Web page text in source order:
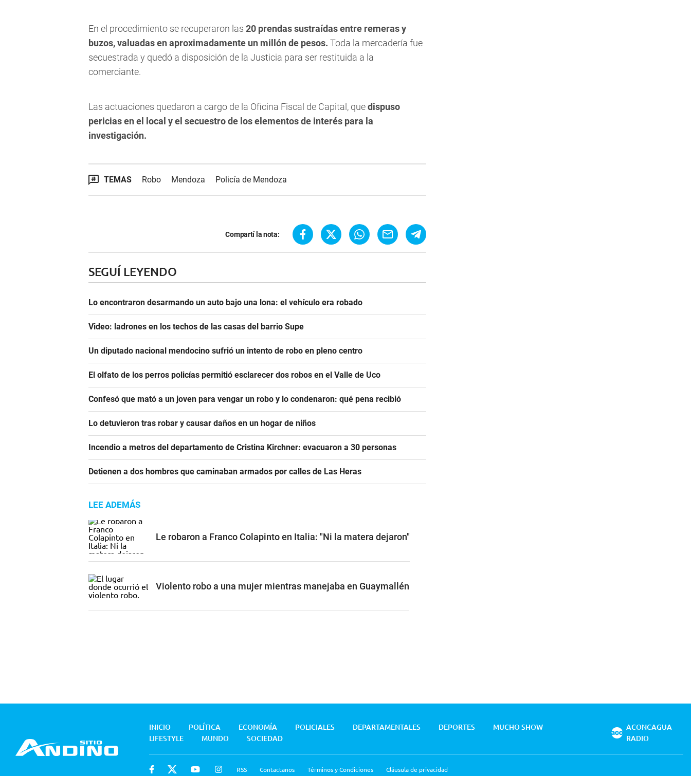
En el procedimiento se recuperaron las 20 prendas sustraídas entre remeras y
buzos, valuadas en aproximadamente un millón de pesos. Toda la mercadería fue
secuestrada y quedó a disposición de la Justicia para ser restituida a la
comerciante.
Las actuaciones quedaron a cargo de la Oficina Fiscal de Capital, quedispuso
pericias en el local y el secuestro de los elementos de interés para la
investigación.
TEMAS Robo Mendoza Policía de Mendoza
Compartí la nota:
SEGUÍ LEYENDO
Lo encontraron desarmando un auto bajo una lona: el vehículo era robado
Video: ladrones en los techos de las casas del barrio Supe
Un diputado nacional mendocino sufrió un intento de robo en pleno centro
El olfato de los perros policías permitió esclarecer dos robos en el Valle de Uco
Confesó que mató a un joven para vengar un robo y lo condenaron: qué pena recibió
Lo detuvieron tras robar y causar daños en un hogar de niños
Incendio a metros del departamento de Cristina Kirchner: evacuaron a 30 personas
Detienen a dos hombres que caminaban armados por calles de Las Heras
LEE ADEMÁS
Le robaron a Franco Colapinto en Italia: "Ni la matera dejaron"
Violento robo a una mujer mientras manejaba en Guaymallén
INICIO POLÍTICA ECONOMÍA POLICIALES DEPARTAMENTALES DEPORTES
MUCHO SHOW
LIFESTYLE
MUNDO SOCIEDAD
RSS Contactanos Términos y Condiciones Cláusula de privacidad
ACONCAGUA
RADIO